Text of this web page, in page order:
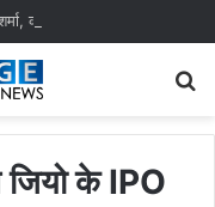
जियो के IPO